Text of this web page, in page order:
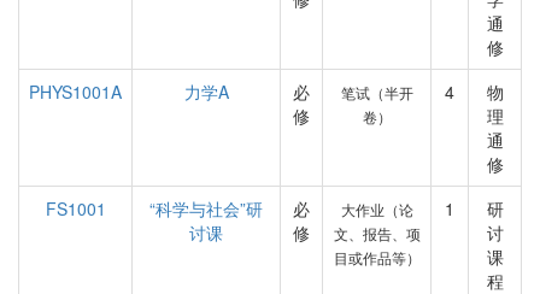
通
修
PHYS1001A
力学A
必
修
笔试（半开
卷）
4
物
理
通
修
FS1001
“科学与社会”研
讨课
必
修
大作业（论
文、报告、项
目或作品等）
1
研
讨
课
程